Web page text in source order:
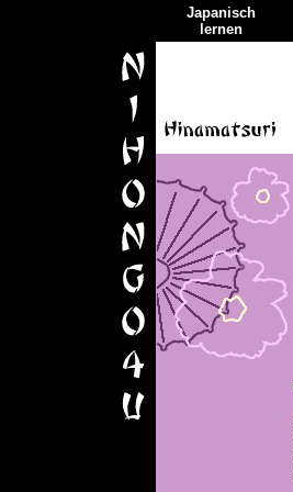
Japanisch
lernen